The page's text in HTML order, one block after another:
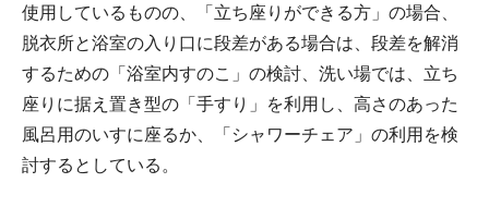
使用しているものの、「立ち座りができる方」の場合、
脱衣所と浴室の入り口に段差がある場合は、段差を解消
するための「浴室内すのこ」の検討、洗い場では、立ち
座りに据え置き型の「手すり」を利用し、高さのあった
風呂用のいすに座るか、「シャワーチェア」の利用を検
討するとしている。